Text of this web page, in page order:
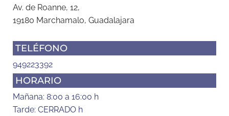
Av. de Roanne, 12,
19180 Marchamalo, Guadalajara
TELÉFONO
949223392
HORARIO
Mañana: 8:00 a 16:00 h
Tarde: CERRADO h